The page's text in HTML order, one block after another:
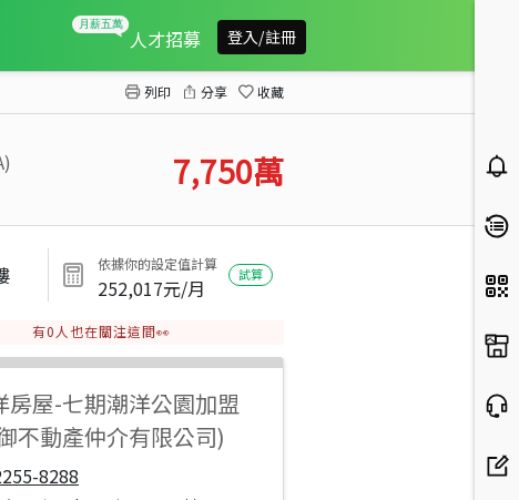
人才招募 登入/註冊
列印 分享 收藏
7,750萬
依據你的設定值計算
252,017元/月
試算
有0 人也在關注這間👀
房屋-七期潮洋公園加盟
不動產仲介有限公司)
8288